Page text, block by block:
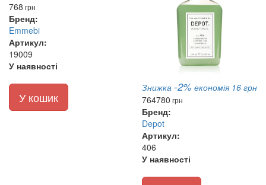
768 грн
Бренд:
Emmebi
Артикул:
19009
У наявності
У кошик
Знижка -2% економія 16 грн
764780 грн
Бренд:
Depot
Артикул:
406
У наявності